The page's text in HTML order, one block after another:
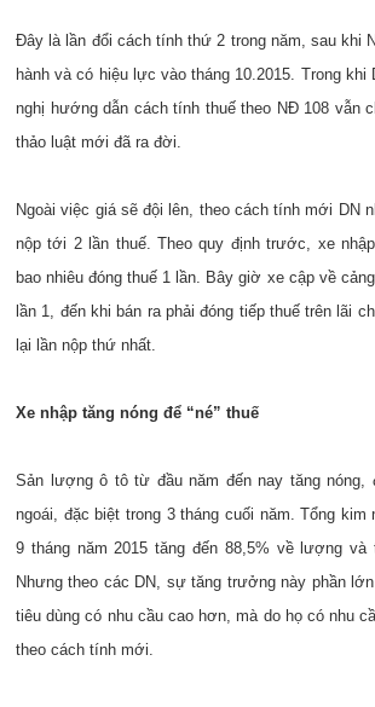
Đây là lần đổi cách tính thứ 2 trong năm, sau khi
hành và có hiệu lực vào tháng 10.2015. Trong khi
nghị hướng dẫn cách tính thuế theo NĐ 108 vẫn
thảo luật mới đã ra đời.
Ngoài việc giá sẽ đội lên, theo cách tính mới DN
nộp tới 2 lần thuế. Theo quy định trước, xe
bao nhiêu đóng thuế 1 lần. Bây giờ xe cập về
lần 1, đến khi bán ra phải đóng tiếp thuế trên lãi
lại lần nộp thứ nhất.
Xe nhập tăng nóng để “né” thuế
Sản lượng ô tô từ đầu năm đến nay tăng nóng,
ngoái, đặc biệt trong 3 tháng cuối năm. Tổng kim
9 tháng năm 2015 tăng đến 88,5% về lượng và
Nhưng theo các DN, sự tăng trưởng này phần
tiêu dùng có nhu cầu cao hơn, mà do họ có nhu
theo cách tính mới.